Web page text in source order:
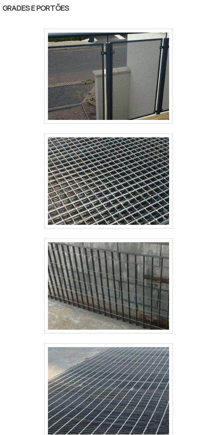
com seus clientes. É por esses e outros motivos que
segmento de cercamentos em gradil na área de
construção civil. O objetivo é garantir sempre a
melhor opção para o cliente final. Aproveitando o
momento,faça uma cotação agora mesmo com
nossa equipe para um atendimento personalizado
para gradil preço. Conta com um time de equipe
multidisciplinar de consultores associados e terão
grande satisfação em melhor lhe atender.
REFERÊNCIA DE QUALIDADE NO SEGMENTO Somente
na Paraná Telas tem o que há de melhor no ramo de
cercamentos em gradil na área de construção civil. É
possível encontrar uma grande variedade no
portfólio como alambrado industrial e gradil
galvanizado com ótima qualidade e excelente custo-
benefício. A empresa também conta com um
atendimento qualificado, através de funcionários
especializados e cuidadosos, que entendem a
investidos valores consideráveis em instalações de
qualidade, aumentando a eficiência da marca. A
Paraná Telas é uma empresa que tem se destacado
da concorrência por toda seriedade e qualidade, o
que garante o sucesso aos parceiros de ponta a
GRADES E PORTÕES